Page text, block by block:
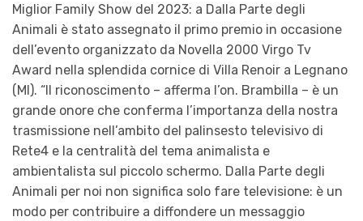
Miglior Family Show del 2023: a Dalla Parte degli
Animali è stato assegnato il primo premio in occasione
dell’evento organizzato da Novella 2000 Virgo Tv
Award nella splendida cornice di Villa Renoir a Legnano
(MI). “Il riconoscimento – afferma l’on. Brambilla – è un
grande onore che conferma l’importanza della nostra
trasmissione nell’ambito del palinsesto televisivo di
Rete4 e la centralità del tema animalista e
ambientalista sul piccolo schermo. Dalla Parte degli
Animali per noi non significa solo fare televisione: è un
modo per contribuire a diffondere un messaggio